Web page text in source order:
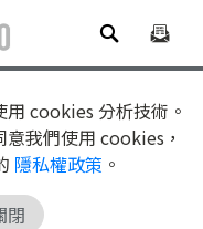
cookies 分析技術。
我們使用 cookies，
隱私權政策 。
閉